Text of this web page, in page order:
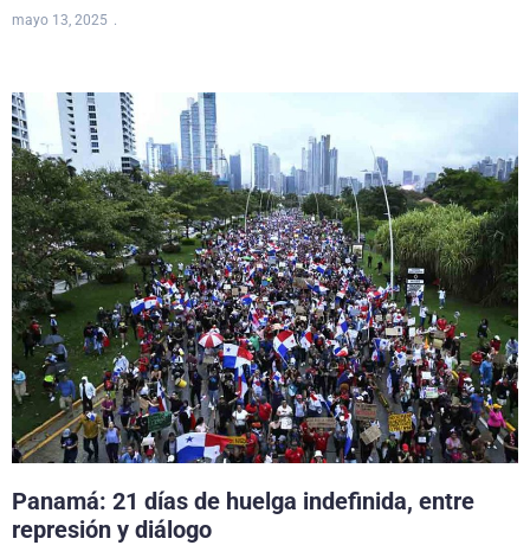
mayo 13, 2025
Panamá: 21 días de huelga indefinida, entre
represión y diálogo